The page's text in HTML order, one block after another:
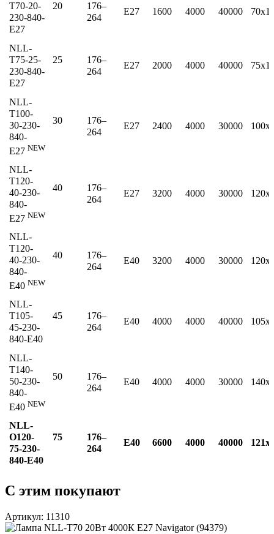
T70-20-
230-840-
E27
20
176–
264
E27 1600 4000 40000
NLL-
T75-25-
230-840-
E27
25
176–
264
E27 2000 4000 40000
NLL-
T100-
30-230-
840-
E27 NEW
30
176–
264
E27 2400 4000 30000
NLL-
T120-
40-230-
840-
E27 NEW
40
176–
264
E27 3200 4000 30000
NLL-
T120-
40-230-
840-
E40 NEW
40
176–
264
E40 3200 4000 30000
NLL-
T105-
45-230-
840-E40
45
176–
264
E40 4000 4000 40000
NLL-
T140-
50-230-
840-
E40 NEW
50
176–
264
E40 4000 4000 30000
NLL-
O120-
75-230-
840-E40
75
176–
264
E40 6600 4000 40000
С этим покупают
Артикул: 11310